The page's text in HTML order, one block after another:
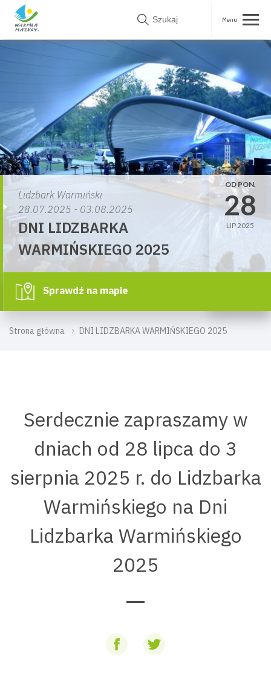
Skip
Strona główna DNI LIDZBARKA WARMIŃSKIEGO 2025
Lidzbark Warmiński
28.07.2025 - 03.08.2025
DNI LIDZBARKA
WARMIŃSKIEGO 2025
OD PON.
28
LIP 2025
Sprawdź na mapie
Serdecznie zapraszamy w
dniach od 28 lipca do 3
sierpnia 2025 r. do Lidzbarka
Warmińskiego na Dni
Lidzbarka Warmińskiego
2025